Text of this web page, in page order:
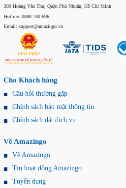
209 Hoàng Văn Thụ, Quận Phú Nhuận, Hồ Chí Minh
Hotline: 0888 780 696
Email: support@amazingo.vn
Cho Khách hàng
Câu hỏi thường gặp
Chính sách bảo mật thông tin
Chính sách đặt dịch vụ
Về Amazingo
Về Amazingo
Tin hoạt động Amazingo
Tuyển dụng